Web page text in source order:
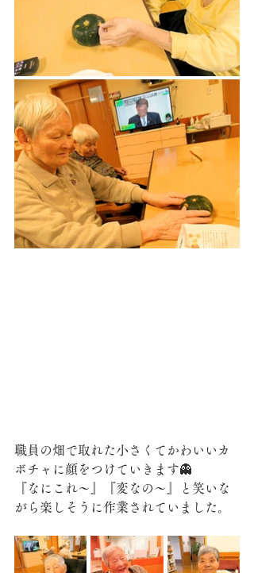
職員の畑で取れた小さくてかわいいカ
ボチャに顔をつけていきます👻
『なにこれ～』『変なの～』と笑いな
がら楽しそうに作業されていました。